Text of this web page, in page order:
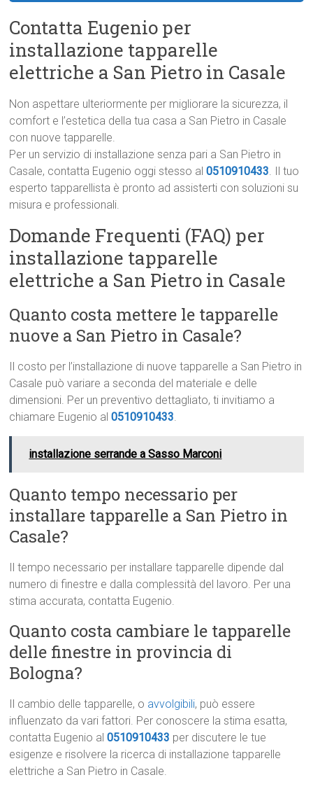
Contatta Eugenio per
installazione tapparelle
elettriche a San Pietro in Casale
Non aspettare ulteriormente per migliorare la sicurezza, il
comfort e l’estetica della tua casa a San Pietro in Casale
con nuove tapparelle.
Per un servizio di installazione senza pari a San Pietro in
Casale, contatta Eugenio oggi stesso al0510910433. Il tuo
esperto tapparellista è pronto ad assisterti con soluzioni su
misura e professionali.
Domande Frequenti (FAQ) per
installazione tapparelle
elettriche a San Pietro in Casale
Quanto costa mettere le tapparelle
nuove a San Pietro in Casale?
Il costo per l’installazione di nuove tapparelle a San Pietro in
Casale può variare a seconda del materiale e delle
dimensioni. Per un preventivo dettagliato, ti invitiamo a
chiamare Eugenio al0510910433.
installazione serrande a Sasso Marconi
Quanto tempo necessario per
installare tapparelle a San Pietro in
Casale?
Il tempo necessario per installare tapparelle dipende dal
numero di finestre e dalla complessità del lavoro. Per una
stima accurata, contatta Eugenio.
Quanto costa cambiare le tapparelle
delle finestre in provincia di
Bologna?
Il cambio delle tapparelle, o avvolgibili, può essere
influenzato da vari fattori. Per conoscere la stima esatta,
contatta Eugenio al0510910433 per discutere le tue
esigenze e risolvere la ricerca di installazione tapparelle
elettriche a San Pietro in Casale.